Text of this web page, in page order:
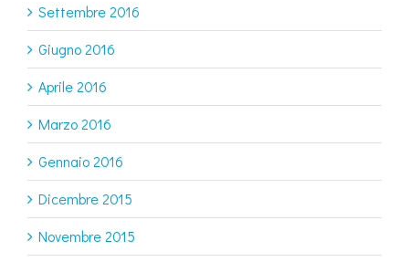
Settembre 2016
Giugno 2016
Aprile 2016
Marzo 2016
Gennaio 2016
Dicembre 2015
Novembre 2015